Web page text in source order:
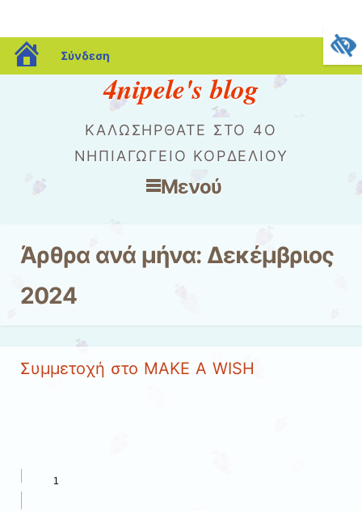
blogs.sch.gr
Σύνδεση
4nipele's blog
ΚΑΛΩΣΗΡΘΑΤΕ ΣΤΟ 4Ο
ΝΗΠΙΑΓΩΓΕΙΟ ΚΟΡΔΕΛΙΟΥ
Μενού
Άρθρα ανά μήνα: Δεκέμβριος
2024
Συμμετοχή στο MAKE A WISH